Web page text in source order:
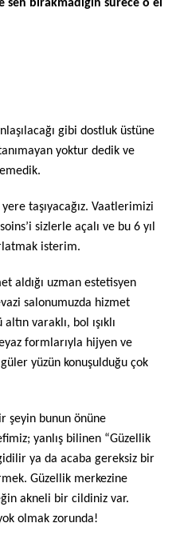
bırakmadığın sürece o el
gibi dostluk üstüne
yoktur dedik ve
taşıyacağız. Vaatlerimizi
sizlerle açalı ve bu 6 yıl
isterim.
aldığı uzman estetisyen
salonumuzda hizmet
varaklı, bol ışıklı
formlarıyla hijyen ve
yüzün konuşulduğu çok
şeyin bunun önüne
yanlış bilinen “Güzellik
ya da acaba gereksiz bir
Güzellik merkezine
akneli bir cildiniz var.
olmak zorunda!